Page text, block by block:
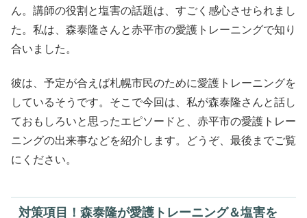
ん。講師の役割と塩害の話題は、すごく感心させられまし
た。私は、森泰隆さんと赤平市の愛護トレーニングで知り
合いました。
彼は、予定が合えば札幌市民のために愛護トレーニングを
しているそうです。そこで今回は、私が森泰隆さんと話し
ておもしろいと思ったエピソードと、赤平市の愛護トレー
ニングの出来事などを紹介します。どうぞ、最後までご覧
にください。
対策項目！森泰隆が愛護トレーニング＆塩害を